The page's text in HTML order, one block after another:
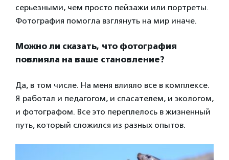
серьезными, чем просто пейзажи или портреты.
Фотография помогла взглянуть на мир иначе.
Можно ли сказать, что фотография
повлияла на ваше становление?
Да, в том числе. На меня влияло все в комплексе.
Я работал и педагогом, и спасателем, и экологом,
и фотографом. Все это переплелось в жизненный
путь, который сложился из разных опытов.